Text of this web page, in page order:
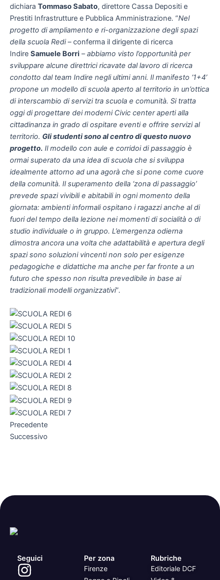
dichiara Tommaso Sabato, direttore Cassa Depositi e
Prestiti Infrastrutture e Pubblica Amministrazione. “Nel
progetto di ampliamento e ri-organizzazione degli spazi
della scuola Redi– conferma il dirigente di ricerca
Indire Samuele Borri –abbiamo visto l’opportunità per
sviluppare alcune direttrici ricavate dal lavoro di ricerca
condotto dal team Indire negli ultimi anni. Il manifesto ‘1+4’
propone un modello di scuola aperto al territorio in un’ottica
di interscambio di servizi tra scuola e comunità. Si tratta
oggi di progettare dei moderni Civic center aperti alla
cittadinanza in grado di ospitare eventi e offrire servizi al
territorio. Gli studenti sono al centro di questo nuovo
progetto. Il modello con aule e corridoi di passaggio è
ormai superato da una idea di scuola che si sviluppa
idealmente attorno ad una agorà che si pone come cuore
della comunità. Il superamento della ‘zona di passaggio’
prevede spazi vivibili e abitabili in ogni momento della
giornata: ambienti informali ospitano i ragazzi anche al di
fuori del tempo della lezione nei momenti di socialità o di
studio individuale o in gruppo. L’emergenza odierna
dimostra ancora una volta che adattabilità e apertura degli
spazi sono soluzioni vincenti non solo per esigenze
pedagogiche e didattiche ma anche per far fronte a un
futuro che spesso non risulta prevedibile in base ai
tradizionali modelli organizzativi”.
Precedente
Successivo
Seguici Per zona
Firenze
Rubriche
Editoriale DCF